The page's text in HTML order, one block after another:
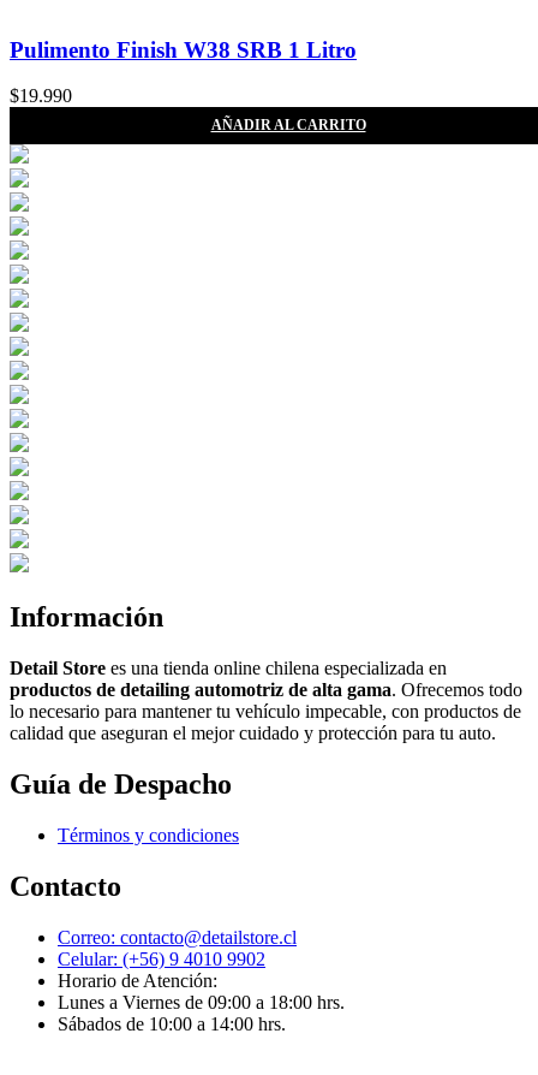
Pulimento Finish W38 SRB 1 Litro
$19.990
AÑADIR AL CARRITO
Información
Detail Store es una tienda online chilena especializada en
productos de detailing automotriz de alta gama. Ofrecemos todo
lo necesario para mantener tu vehículo impecable, con productos de
calidad que aseguran el mejor cuidado y protección para tu auto.
Guía de Despacho
Términos y condiciones
Contacto
Correo: contacto@detailstore.cl
Celular: (+56) 9 4010 9902
Horario de Atención:
Lunes a Viernes de 09:00 a 18:00 hrs.​
Sábados de 10:00 a 14:00 hrs.​